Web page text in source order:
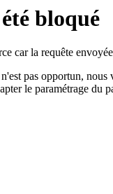
bloqué
car la requête
pas opportun,
le paramétrage du